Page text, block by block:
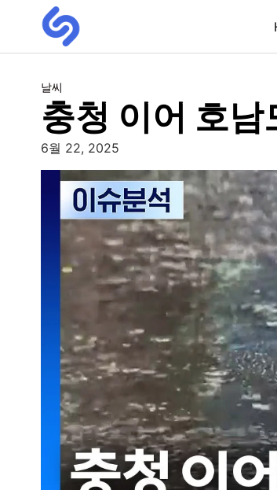
날씨
충청 이어 호
6월 22, 2025